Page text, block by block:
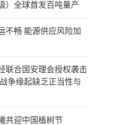
）全球首发百吨量产
不畅 能源供应风险加
联合国安理会授权袭击
争缘起缺乏正当性与
共迎中国植树节